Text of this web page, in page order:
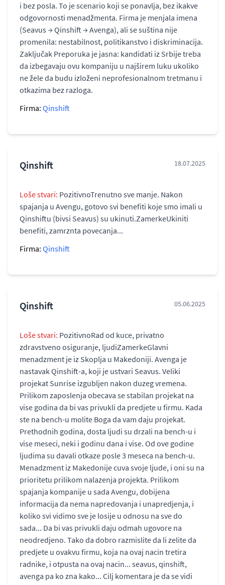
i bez posla. To je scenario koji se ponavlja, bez ikakve
odgovornosti menadžmenta. Firma je menjala imena
(Seavus → Qinshift → Avenga), ali se suština nije
promenila: nestabilnost, politikanstvo i diskriminacija.
Zaključak Preporuka je jasna: kandidati iz Srbije treba
da izbegavaju ovu kompaniju u najširem luku ukoliko
ne žele da budu izloženi neprofesionalnom tretmanu i
otkazima bez razloga.
Firma: Qinshift
Qinshift 18.07.2025
Loše stvari: PozitivnoTrenutno sve manje. Nakon
spajanja u Avengu, gotovo svi benefiti koje smo imali u
Qinshiftu (bivsi Seavus) su ukinuti.ZamerkeUkiniti
benefiti, zamrznta povecanja...
Firma: Qinshift
Qinshift 05.06.2025
Loše stvari: PozitivnoRad od kuce, privatno
zdravstveno osiguranje, ljudiZamerkeGlavni
menadzment je iz Skoplja u Makedoniji. Avenga je
nastavak Qinshift-a, koji je ustvari Seavus. Veliki
projekat Sunrise izgubljen nakon duzeg vremena.
Prilikom zaposlenja obecava se stabilan projekat na
vise godina da bi vas privukli da predjete u firmu. Kada
ste na bench-u molite Boga da vam daju projekat.
Prethodnih godina, dosta ljudi su drzali na bench-u i
vise meseci, neki i godinu dana i vise. Od ove godine
ljudima su davali otkaze posle 3 meseca na bench-u.
Menadzment iz Makedonije cuva svoje ljude, i oni su na
prioritetu prilikom nalazenja projekta. Prilikom
spajanja kompanije u sada Avengu, dobijena
informacija da nema napredovanja i unapredjenja, i
koliko svi vidimo sve je losije u odnosu na sve do
sada... Da bi vas privukli daju odmah ugovore na
neodredjeno. Tako da dobro razmislite da li zelite da
predjete u ovakvu firmu, koja na ovaj nacin tretira
radnike, i otpusta na ovaj nacin... seavus, qinshift,
avenga pa ko zna kako... Cilj komentara je da se vidi